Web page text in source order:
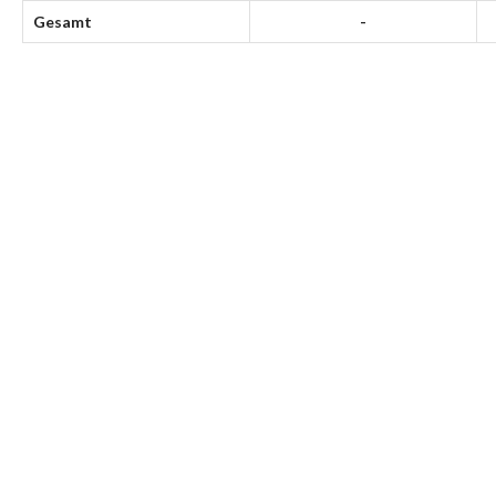
Gesamt -